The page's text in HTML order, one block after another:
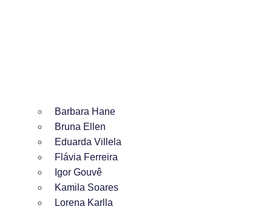
Barbara Hane
Bruna Ellen
Eduarda Villela
Flávia Ferreira
Igor Gouvê
Kamila Soares
Lorena Karlla